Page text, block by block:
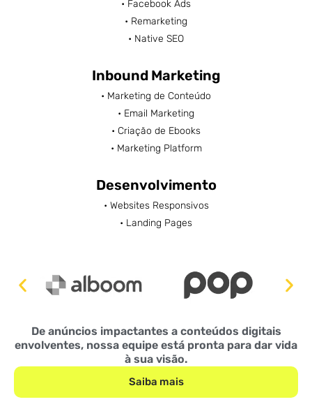
• Facebook Ads
• Remarketing
• Native SEO
Inbound Marketing
• Marketing de Conteúdo
• Email Marketing
• Criação de Ebooks
• Marketing Platform
Desenvolvimento
• Websites Responsivos
• Landing Pages
De anúncios impactantes a conteúdos digitais
envolventes, nossa equipe está pronta para dar vida
à sua visão.
Saiba mais